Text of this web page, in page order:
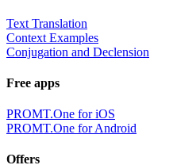
Text Translation
Context Examples
Conjugation and Declension
Free apps
PROMT.One for iOS
PROMT.One for Android
Offers